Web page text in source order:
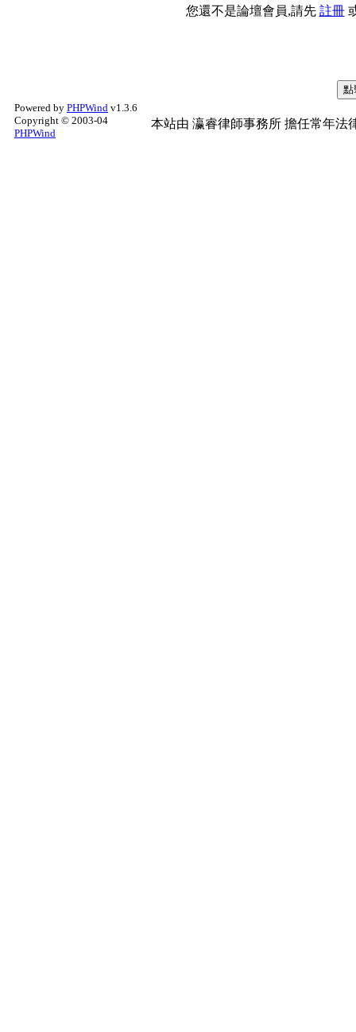
您還不是論壇會員,請先 註冊
Powered by PHPWind v1.3.6
Copyright © 2003-04
PHPWind
本站由 瀛睿律師事務所 擔任常年法